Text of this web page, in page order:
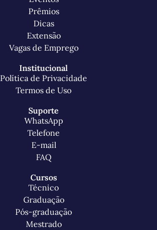
Prêmios
Dicas
Extensão
Vagas de Emprego
Institucional
Política de Privacidade
Termos de Uso
Suporte
WhatsApp
Telefone
E-mail
FAQ
Cursos
Técnico
Graduação
Pós-graduação
Mestrado